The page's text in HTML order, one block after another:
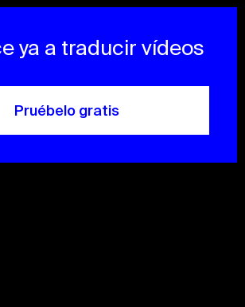
ya a traducir vídeos
Pruébelo gratis